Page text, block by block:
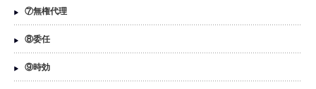
⑦無権代理
⑧委任
⑨時効